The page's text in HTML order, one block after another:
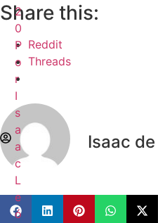
2
0
P
o
r
I
s
a
a
c
L
e
ó
Share this:
Reddit
Threads
Isaac